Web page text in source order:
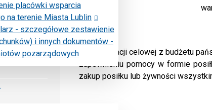
placówki wsparcia
na terenie Miasta Lublin
- szczegółowe zestawienie
i innych dokumentów -
pozarządowych Środki dotacji celowej z budżetu
zapewnieniu pomocy w formie
zakup posiłku lub żywności